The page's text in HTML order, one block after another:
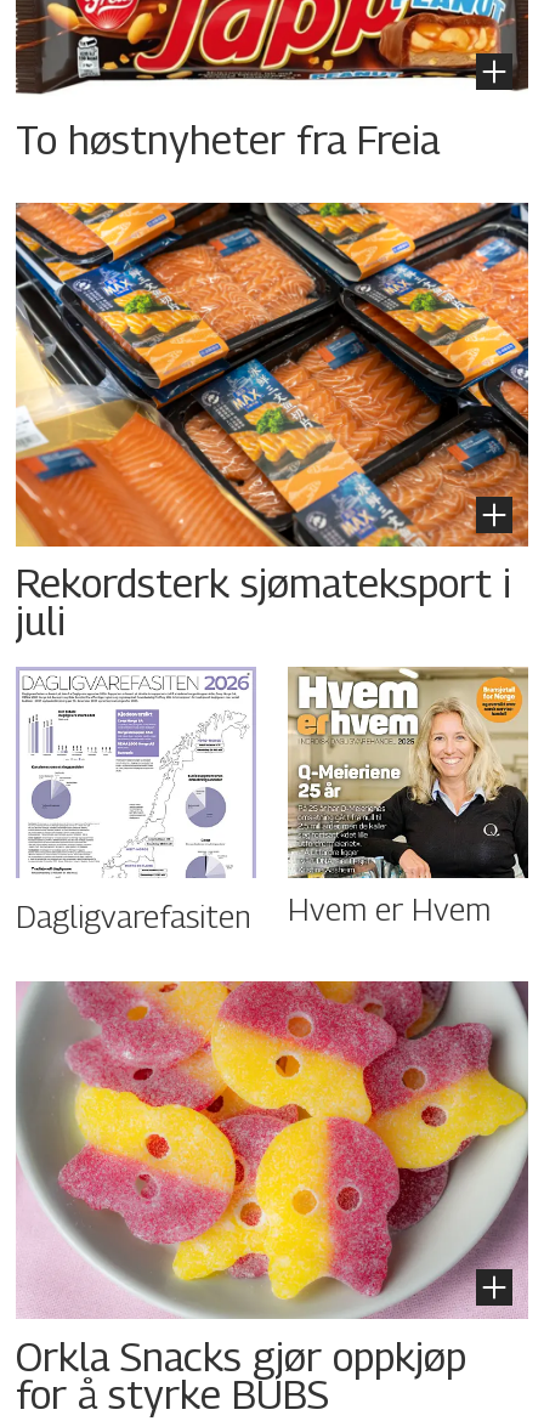
To høstnyheter fra Freia
Rekordsterk sjømateksport i
juli
Dagligvarefasiten Hvem er Hvem
Orkla Snacks gjør oppkjøp
for å styrke BUBS